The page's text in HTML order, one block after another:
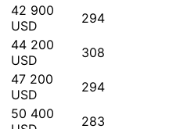
42 900
USD
294
44 200
USD
308
47 200
USD
294
50 400
283